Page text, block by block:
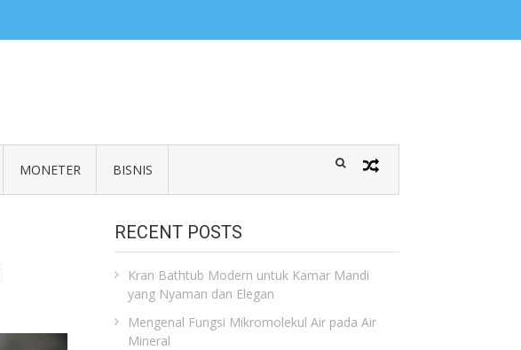
MONETER BISNIS
RECENT POSTS
Kran Bathtub Modern untuk Kamar Mandi
yang Nyaman dan Elegan
Mengenal Fungsi Mikromolekul Air pada Air
Mineral